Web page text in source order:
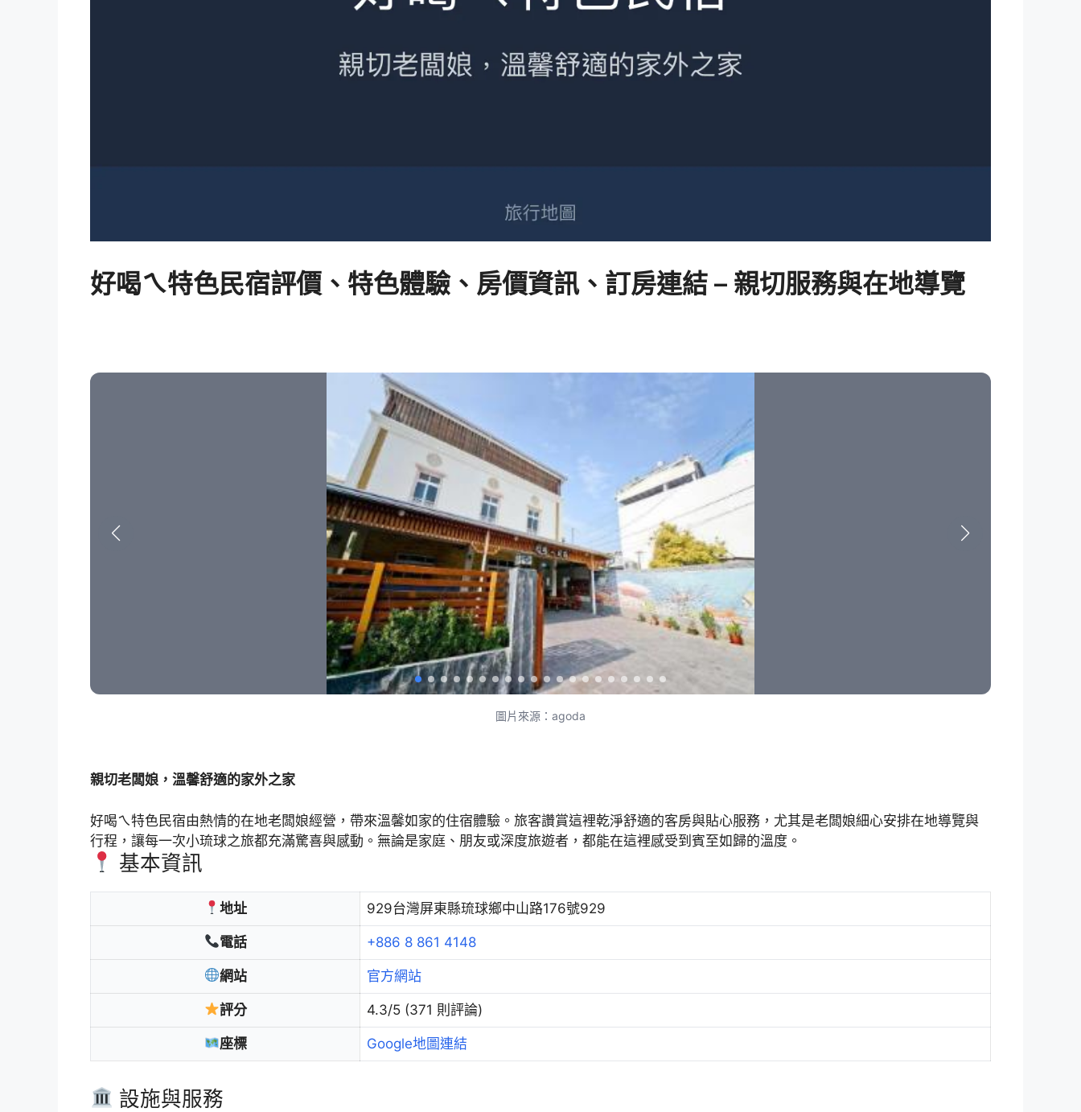
好喝ㄟ特色民宿評價、特色體驗、房價資訊、訂房連結 – 親切服務與在地導覽
圖片來源：agoda
親切老闆娘，溫馨舒適的家外之家
好喝ㄟ特色民宿由熱情的在地老闆娘經營，帶來溫馨如家的住宿體驗。旅客讚賞這裡乾淨舒適的客房與貼心服務，尤其是老闆娘細心安排在地導覽與
行程，讓每一次小琉球之旅都充滿驚喜與感動。無論是家庭、朋友或深度旅遊者，都能在這裡感受到賓至如歸的溫度。
基本資訊
地址 929台灣屏東縣琉球鄉中山路176號929
電話 +886 8 861 4148
網站 官方網站
評分 4.3/5 (371 則評論)
座標 Google地圖連結
設施與服務